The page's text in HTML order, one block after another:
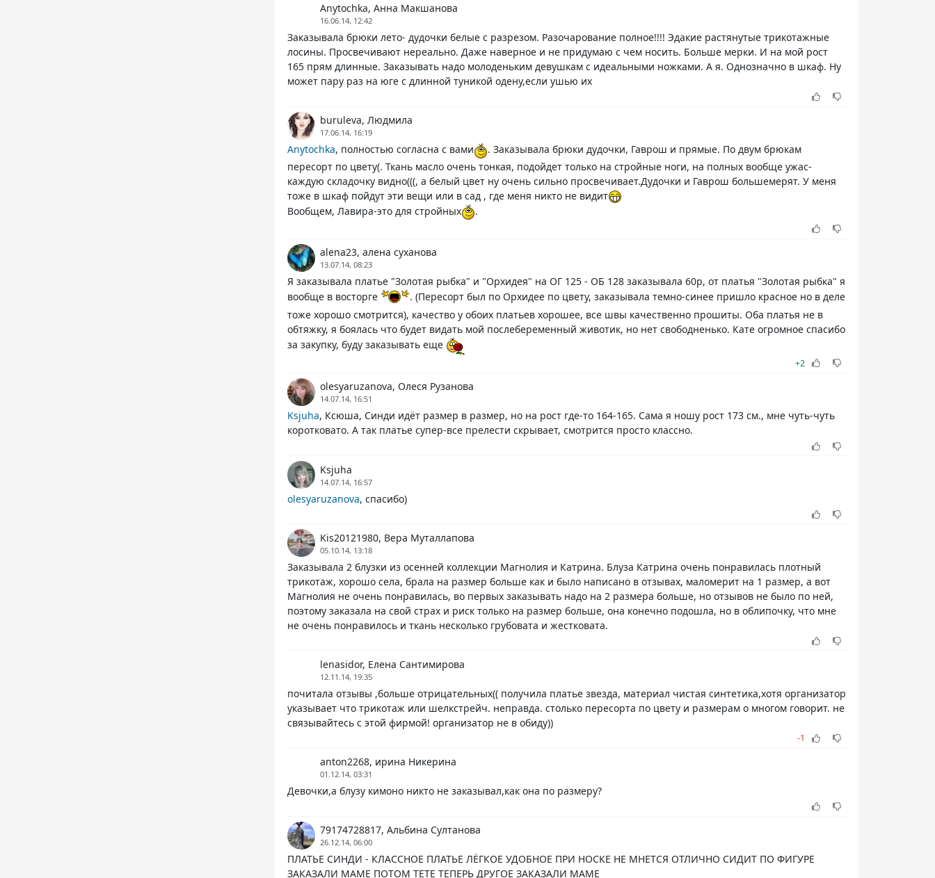
Anytochka, Анна Макшанова
16.06.14, 12:42
Заказывала брюки лето- дудочки белые с разрезом. Разочарование полное!!!! Эдакие растянутые трикотажные
лосины. Просвечивают нереально. Даже наверное и не придумаю с чем носить. Больше мерки. И на мой рост
165 прям длинные. Заказывать надо молоденьким девушкам с идеальными ножками. А я. Однозначно в шкаф. Ну
может пару раз на юге с длинной туникой одену,если ушью их
buruleva, Людмила
17.06.14, 16:19
Anytochka, полностью согласна с вами
. Заказывала брюки дудочки, Гаврош и прямые. По двум брюкам
пересорт по цвету(. Ткань масло очень тонкая, подойдет только на стройные ноги, на полных вообще ужас-
каждую складочку видно(((, а белый цвет ну очень сильно просвечивает.Дудочки и Гаврош большемерят. У меня
тоже в шкаф пойдут эти вещи или в сад , где меня никто не видит
Вообщем, Лавира-это для стройных
.
alena23, алена суханова
13.07.14, 08:23
Я заказывала платье "Золотая рыбка" и "Орхидея" на ОГ 125 - ОБ 128 заказывала 60р, от платья "Золотая рыбка" я
вообще в восторге
. (Пересорт был по Орхидее по цвету, заказывала темно-синее пришло красное но в деле
тоже хорошо смотрится), качество у обоих платьев хорошее, все швы качественно прошиты. Оба платья не в
обтяжку, я боялась что будет видать мой послебеременный животик, но нет свободненько. Кате огромное спасибо
за закупку, буду заказывать еще
+2
olesyaruzanova, Олеся Рузанова
14.07.14, 16:51
Ksjuha, Ксюша, Синди идёт размер в размер, но на рост где-то 164-165. Сама я ношу рост 173 см., мне чуть-чуть
коротковато. А так платье супер-все прелести скрывает, смотрится просто классно.
Ksjuha
14.07.14, 16:57
olesyaruzanova, спасибо)
Kis20121980, Вера Муталлапова
05.10.14, 13:18
Заказывала 2 блузки из осенней коллекции Магнолия и Катрина. Блуза Катрина очень понравилась плотный
трикотаж, хорошо села, брала на размер больше как и было написано в отзывах, маломерит на 1 размер, а вот
Магнолия не очень понравилась, во первых заказывать надо на 2 размера больше, но отзывов не было по ней,
поэтому заказала на свой страх и риск только на размер больше, она конечно подошла, но в облипочку, что мне
не очень понравилось и ткань несколько грубовата и жестковата.
lenasidor, Елена Сантимирова
12.11.14, 19:35
почитала отзывы ,больше отрицательных(( получила платье звезда, материал чистая синтетика,хотя организатор
указывает что трикотаж или шелкстрейч. неправда. столько пересорта по цвету и размерам о многом говорит. не
связывайтесь с этой фирмой! организатор не в обиду))
-1
anton2268, ирина Никерина
01.12.14, 03:31
Девочки,а блузу кимоно никто не заказывал,как она по размеру?
79174728817, Альбина Султанова
26.12.14, 06:00
ПЛАТЬЕ СИНДИ - КЛАССНОЕ ПЛАТЬЕ ЛЁГКОЕ УДОБНОЕ ПРИ НОСКЕ НЕ МНЕТСЯ ОТЛИЧНО СИДИТ ПО ФИГУРЕ
ЗАКАЗАЛИ МАМЕ ПОТОМ ТЕТЕ ТЕПЕРЬ ДРУГОЕ ЗАКАЗАЛИ МАМЕ